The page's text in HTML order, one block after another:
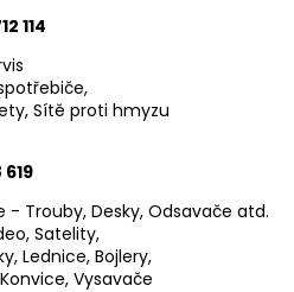
114
Sítě proti hmyzu
- Trouby, Desky, Odsavače atd.
Satelity,
Lednice, Bojlery,
Vysavače